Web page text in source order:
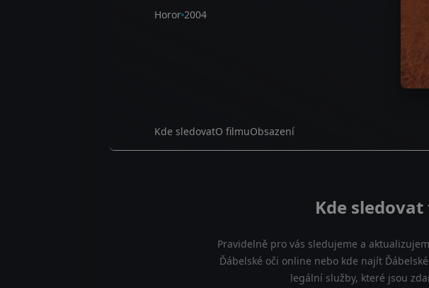
Horor 2004
Kde sledovatO filmuObsazení
Kde
Pravidelně pro vás sledujeme a
Ďábelské oči online nebo kde najít
legální služby, které jsou